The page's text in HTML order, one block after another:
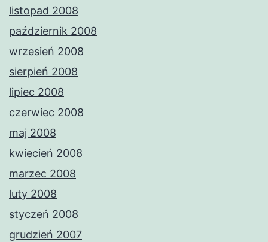
listopad 2008
październik 2008
wrzesień 2008
sierpień 2008
lipiec 2008
czerwiec 2008
maj 2008
kwiecień 2008
marzec 2008
luty 2008
styczeń 2008
grudzień 2007